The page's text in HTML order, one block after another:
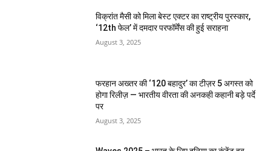
विक्रांत मैसी को मिला बेस्ट एक्टर का राष्ट्रीय पुरस्कार,
‘12th फेल’ में दमदार परफॉर्मेंस की हुई सराहना
August 3, 2025
फरहान अख्तर की ‘120 बहादुर’ का टीज़र 5 अगस्त को
होगा रिलीज़ — भारतीय वीरता की अनकही कहानी बड़े पर्दे
पर
August 3, 2025